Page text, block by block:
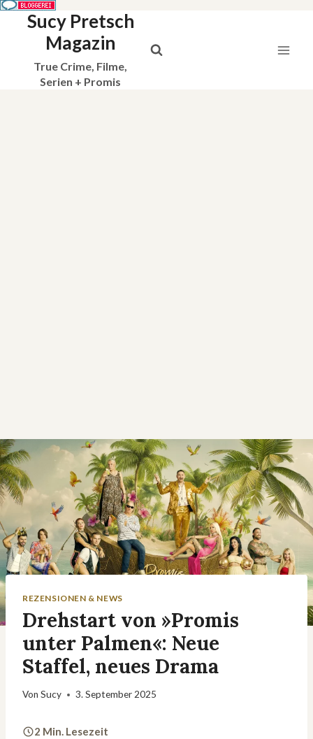
Sucy Pretsch
Magazin
True Crime, Filme,
Serien + Promis
REZENSIONEN & NEWS
Drehstart von »Promis
unter Palmen«: Neue
Staffel, neues Drama
Von Sucy 3. September 2025
2 Min. Lesezeit